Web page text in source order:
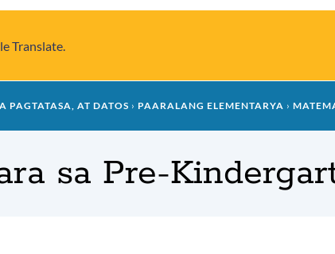
Translate.
PAGTATASA, AT DATOS PAARALANG ELEMENTARYA
sa Pre-